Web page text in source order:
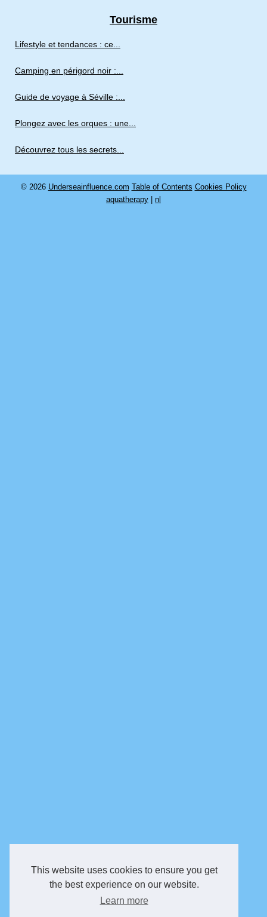
This website uses cookies to ensure you get
the best experience on our website.
Learn more
Tourisme
Lifestyle et tendances : ce...
Camping en périgord noir :...
Guide de voyage à Séville :...
Plongez avec les orques : une...
Découvrez tous les secrets...
© 2026 Underseainfluence.com Table of Contents Cookies Policy
aquatherapy
nl